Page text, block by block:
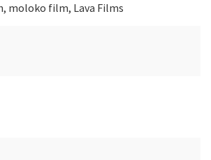
moloko film, Lava Films